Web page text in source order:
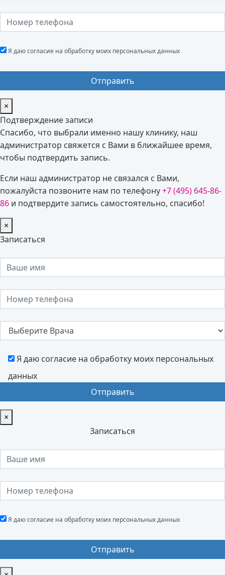
Я даю согласие на обработку моих персональных данных
×
Подтверждение записи
Спасибо, что выбрали именно нашу клинику, наш
администратор свяжется с Вами в ближайшее время,
чтобы подтвердить запись.
Если наш администратор не связался с Вами,
пожалуйста позвоните нам по телефону+7 (495) 645-86-
86 и подтвердите запись самостоятельно, спасибо!
×
Записаться
Я даю согласие на обработку моих персональных
данных
×
Записаться
Я даю согласие на обработку моих персональных данных